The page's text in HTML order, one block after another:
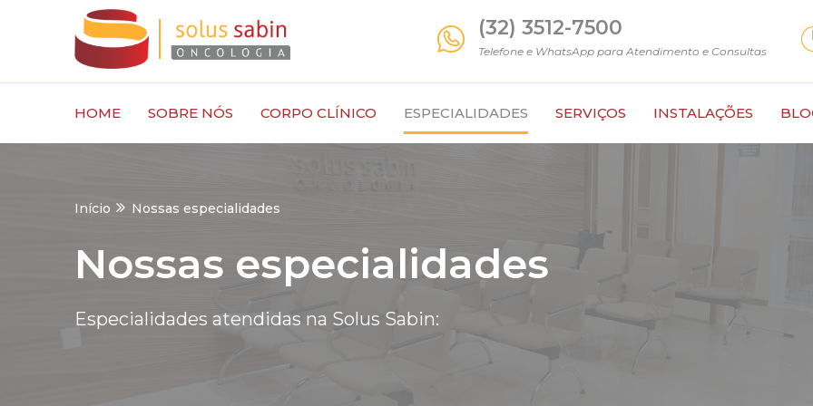
(32) 3512-7500
Telefone e WhatsApp para Atendimento e Consultas
HOME SOBRE NÓS CORPO CLÍNICO ESPECIALIDADES SERVIÇOS INSTALAÇÕES
Início Nossas especialidades
Nossas especialidades
Especialidades atendidas na Solus Sabin: